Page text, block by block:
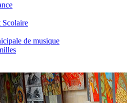
Scolaire
de musique